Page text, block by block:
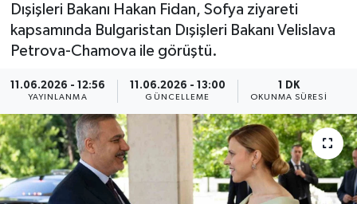
Dışişleri Bakanı Hakan Fidan, Sofya ziyareti
kapsamında Bulgaristan Dışişleri Bakanı Velislava
Petrova-Chamova ile görüştü.
11.06.2026 - 12:56
YAYINLANMA
11.06.2026 - 13:00
GÜNCELLEME
1 DK
OKUNMA SÜRESI
Advertising news
ÇEVRE
Dış Haberler
Dünya
Haber Arşivi